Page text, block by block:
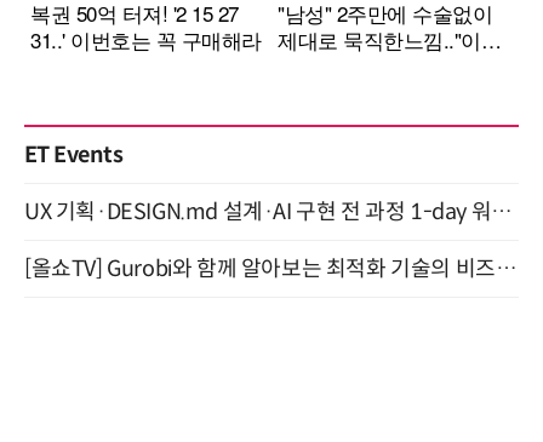
ET Events
UX 기획·DESIGN.md 설계·AI 구현 전 과정 1-day 워크숍 with Claude Code·Codex 9월 15일 개최
[올쇼TV] Gurobi와 함께 알아보는 최적화 기술의 비즈니스 활용 (8월 20일 생방송)